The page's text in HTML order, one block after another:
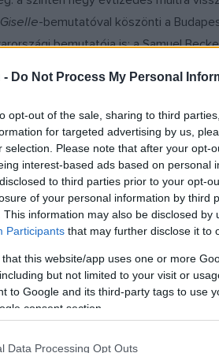
- Do Not Process My Personal
opt-out of the sale, sharing to third
for targeted advertising by us,
selection. Please note that after your opt-
interest-based ads based on personal
to third parties prior to your opt-
of your personal information by third
This information may also be disclosed by
Participants that may further disclose it to
that this website/app uses one or more
but not limited to your visit or
to Google and its third-party tags to use
consent section.
Data Processing Opt Outs
Giselle-bemutatóval köszönti a
bemutatója is: a Samuel
International Opera Awards –
majd.
Lawrence Brownleeés az
világhírű belga együttes, a
pedig aBudafoki Dohnányi
ezelőtt bemutatott, mérföldkőnek
és a londoniSadler’s Wells
épp olyan magával ragadó, mint
kulcsfontosságú szerepet tölt be a
szerepel a programban. A
című operatöredéket. A